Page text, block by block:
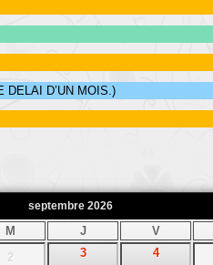
D’UN MOIS.)
septembre 2026
M J V
2 3 4